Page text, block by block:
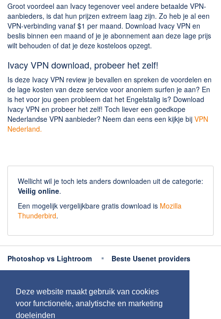
Deze website maakt gebruik van cookies
voor functionele, analytische en marketing
doeleinden
Groot voordeel aan Ivacy tegenover veel andere betaalde VPN-
aanbieders, is dat hun prijzen extreem laag zijn. Zo heb je al een
VPN-verbinding vanaf $1 per maand. Download Ivacy VPN en
beslis binnen een maand of je je abonnement aan deze lage prijs
wilt behouden of dat je deze kosteloos opzegt.
Ivacy VPN download, probeer het zelf!
Is deze Ivacy VPN review je bevallen en spreken de voordelen en
de lage kosten van deze service voor anoniem surfen je aan? En
is het voor jou geen probleem dat het Engelstalig is? Download
Ivacy VPN en probeer het zelf! Toch liever een goedkope
Nederlandse VPN aanbieder? Neem dan eens een kijkje bij VPN
Nederland.
Wellicht wil je toch iets anders downloaden uit de categorie:
Veilig online.
Een mogelijk vergelijkbare gratis download is Mozilla
Thunderbird.
Photoshop vs Lightroom
Beste Usenet providers
Meer uitleg